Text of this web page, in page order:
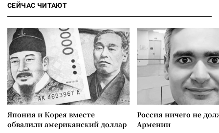
СЕЙЧАС ЧИТАЮТ
Япония и Корея вместе
обвалили американский доллар
Россия ничего не
Армении